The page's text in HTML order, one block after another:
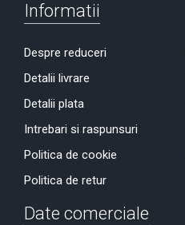
Informatii
Despre reduceri
Detalii livrare
Detalii plata
Intrebari si raspunsuri
Politica de cookie
Politica de retur
Date comerciale